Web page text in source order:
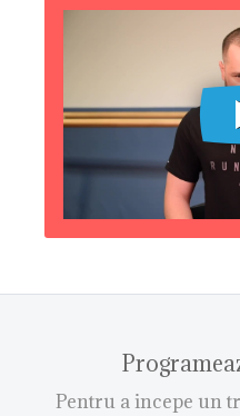
Pentru a incepe un